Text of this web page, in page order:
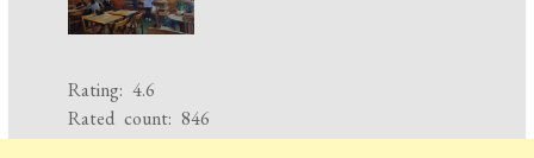
Rating: 4.6
Rated count: 846